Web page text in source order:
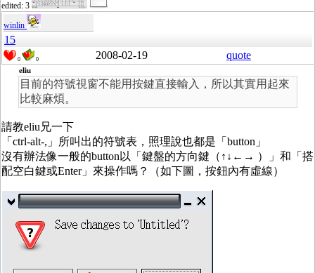
edited: 3
winlin
15
0 0 2008-02-19 quote
eliu
目前的符號視窗不能用按鍵直接輸入，所以其實用起來
比較麻煩。
請教eliu兄一下
「ctrl-alt-,」所叫出的符號表，照理說也都是「button」
沒有辦法像一般的button以「鍵盤的方向鍵（↑↓←→ ）」和「搭
配空白鍵或Enter」來操作嗎？（如下圖，按鈕內有虛線）